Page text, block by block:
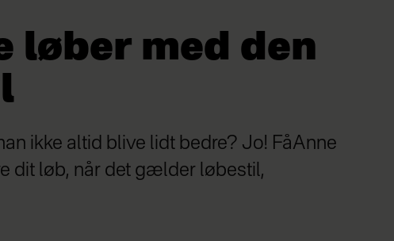
løber med den
ikke altid blive lidt bedre? Jo! FåAnne
dit løb, når det gælder løbestil,